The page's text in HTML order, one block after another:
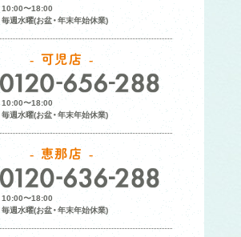
10:00〜18:00
毎週水曜(お盆・年末年始休業)
可児店
10:00〜18:00
毎週水曜(お盆・年末年始休業)
恵那店
10:00〜18:00
毎週水曜(お盆・年末年始休業)